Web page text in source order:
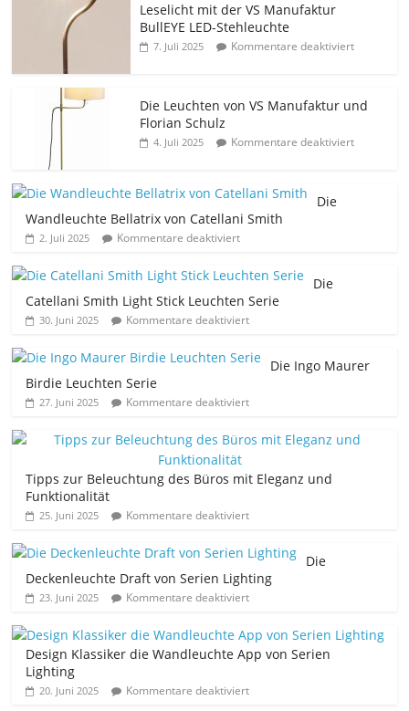
Leselicht mit der VS Manufaktur
BullEYE LED-Stehleuchte
7. Juli 2025 Kommentare deaktiviert
Die Leuchten von VS Manufaktur und
Florian Schulz
4. Juli 2025 Kommentare deaktiviert
Die
Wandleuchte Bellatrix von Catellani Smith
2. Juli 2025 Kommentare deaktiviert
Die
Catellani Smith Light Stick Leuchten Serie
30. Juni 2025 Kommentare deaktiviert
Die Ingo Maurer
Birdie Leuchten Serie
27. Juni 2025 Kommentare deaktiviert
Tipps zur Beleuchtung des Büros mit Eleganz und
Funktionalität
25. Juni 2025 Kommentare deaktiviert
Die
Deckenleuchte Draft von Serien Lighting
23. Juni 2025 Kommentare deaktiviert
Design Klassiker die Wandleuchte App von Serien
Lighting
20. Juni 2025 Kommentare deaktiviert